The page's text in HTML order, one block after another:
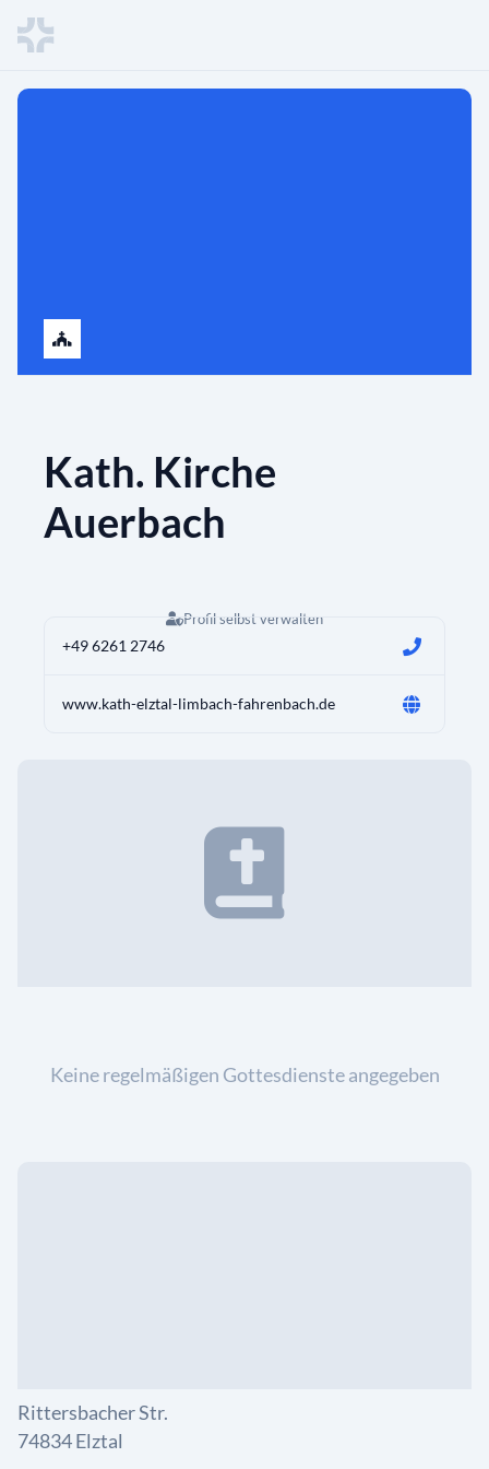
Kath. Kirche
Auerbach
Profil selbst verwalten
+49 6261 2746
www.kath-elztal-limbach-fahrenbach.de
Keine regelmäßigen Gottesdienste angegeben
Rittersbacher Str.
74834 Elztal